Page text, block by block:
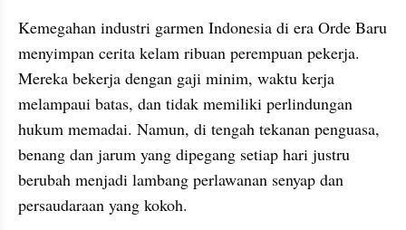
Kemegahan industri garmen Indonesia di era Orde Baru
menyimpan cerita kelam ribuan perempuan pekerja.
Mereka bekerja dengan gaji minim, waktu kerja
melampaui batas, dan tidak memiliki perlindungan
hukum memadai. Namun, di tengah tekanan penguasa,
benang dan jarum yang dipegang setiap hari justru
berubah menjadi lambang perlawanan senyap dan
persaudaraan yang kokoh.